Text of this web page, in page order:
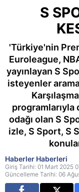
S
'Türkiye'nin
Euroleague,
yayınlayan S
isteyenler
odağı olan S
izle, S Sport, S
Haberler Haberleri
Giriş Tarihi: 01 Mart 2025
Güncelleme Tarihi: 06